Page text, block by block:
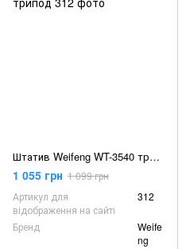
Штатив Weifeng WT-3540 трипод
1 055 грн 1 099 грн
Артикул для
відображення на сайті
312
Бренд
Weife
ng